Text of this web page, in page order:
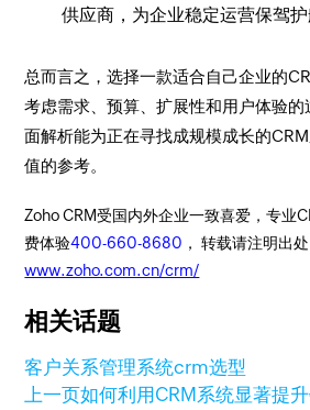
供应商，为企业稳定运营保驾护
总而言之，选择一款适合自己企业的
考虑需求、预算、扩展性和用户体验
面解析能为正在寻找成规模成长的
值的参考。
Zoho CRM受国内外企业一致喜爱，专业
费体验400-660-8680 ， 转载请注明出
www.zoho.com.cn/crm/
相关话题
客户关系管理系统crm选型
上一页如何利用CRM系统显著提